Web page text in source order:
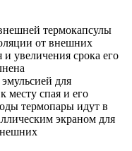
термокапсулы
от внешних
и увеличения срока его
для
месту спая и его
термопары идут в
экраном для